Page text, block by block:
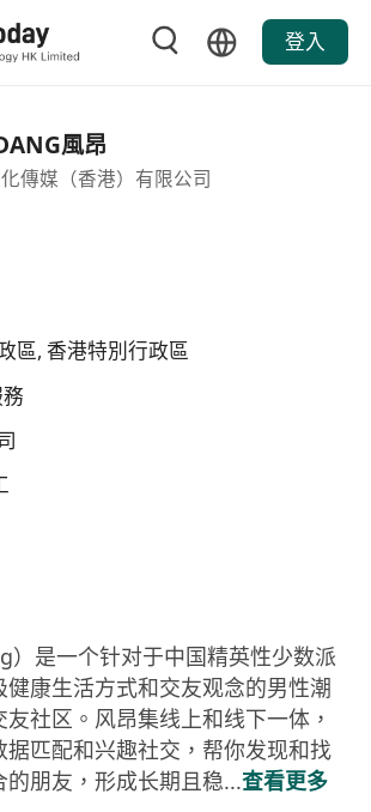
登入
風昂
傳媒（香港）有限公司
區, 香港特別行政區
）是一个针对于中国精英性少数派
康生活方式和交友观念的男性潮
社区。风昂集线上和线下一体，
据匹配和兴趣社交，帮你发现和找
的朋友，形成长期且稳...查看更多